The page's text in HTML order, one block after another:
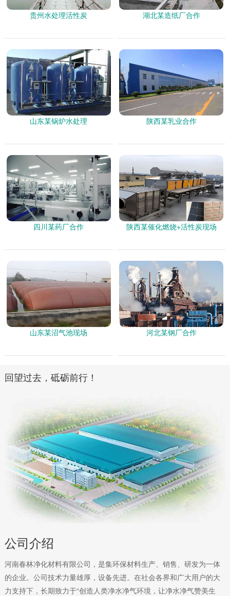
贵州水处理活性炭 湖北某造纸厂合作
山东某锅炉水处理 陕西某乳业合作
四川某药厂合作 陕西某催化燃烧+活性炭现场
山东某沼气池现场 河北某钢厂合作
回望过去，砥砺前行！
公司介绍
河南春林净化材料有限公司，是集环保材料生产、销售、研发为一体
的企业。公司技术力量雄厚，设备先进。在社会各界和广大用户的大
力支持下，长期致力于“创造人类净水净气环境，让净水净气赞美生